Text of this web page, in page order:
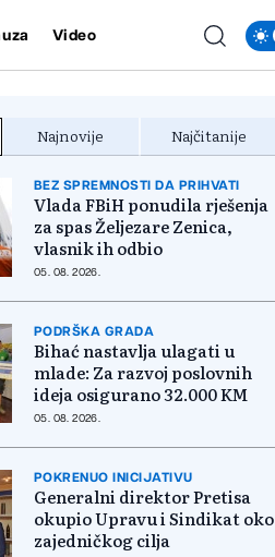
Video
Najnovije Najčitanije
BEZ SPREMNOSTI DA PRIHVATI
Vlada FBiH ponudila rješenja
za spas Željezare Zenica,
vlasnik ih odbio
05. 08. 2026.
PODRŠKA GRADA
Bihać nastavlja ulagati u
mlade: Za razvoj poslovnih
ideja osigurano 32.000 KM
05. 08. 2026.
POKRENUO INICIJATIVU
Generalni direktor Pretisa
okupio Upravu i Sindikat oko
zajedničkog cilja